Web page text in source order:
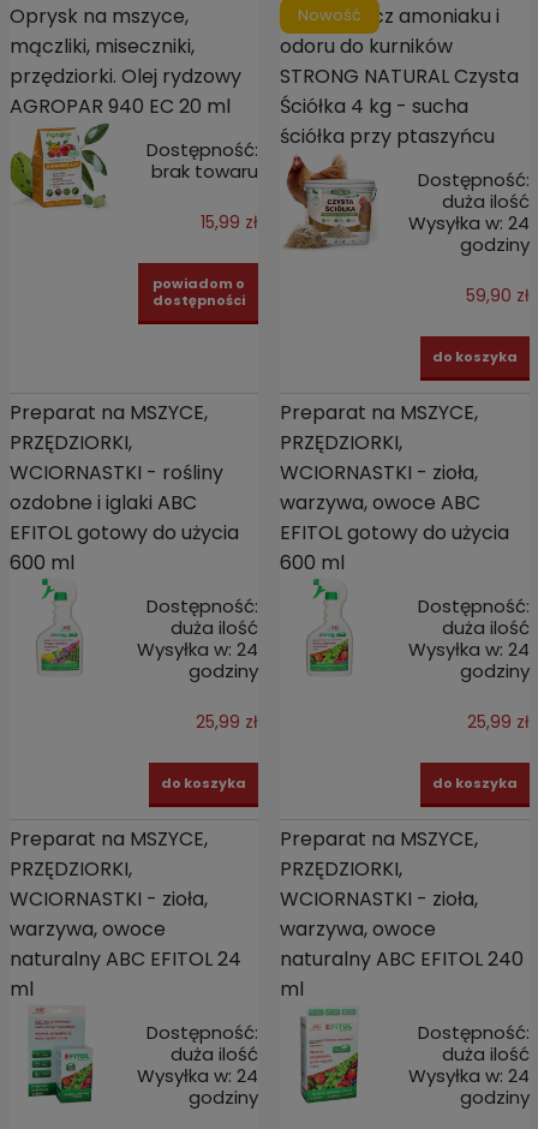
Oprysk na mszyce,
mączliki, miseczniki,
przędziorki. Olej rydzowy
AGROPAR 940 EC 20 ml
Dostępność:
brak towaru
15,99 zł
powiadom o
dostępności
Pochłaniacz amoniaku i
odoru do kurników
STRONG NATURAL Czysta
Ściółka 4 kg - sucha
ściółka przy ptaszyńcu
Dostępność:
duża ilość
Wysyłka w: 24
godziny
59,90 zł
do koszyka
Nowość
Preparat na MSZYCE,
PRZĘDZIORKI,
WCIORNASTKI - rośliny
ozdobne i iglaki ABC
EFITOL gotowy do użycia
600 ml
Dostępność:
duża ilość
Wysyłka w: 24
godziny
25,99 zł
do koszyka
Preparat na MSZYCE,
PRZĘDZIORKI,
WCIORNASTKI - zioła,
warzywa, owoce ABC
EFITOL gotowy do użycia
600 ml
Dostępność:
duża ilość
Wysyłka w: 24
godziny
25,99 zł
do koszyka
Preparat na MSZYCE,
PRZĘDZIORKI,
WCIORNASTKI - zioła,
warzywa, owoce
naturalny ABC EFITOL 24
ml
Dostępność:
duża ilość
Wysyłka w: 24
godziny
Preparat na MSZYCE,
PRZĘDZIORKI,
WCIORNASTKI - zioła,
warzywa, owoce
naturalny ABC EFITOL 240
ml
Dostępność:
duża ilość
Wysyłka w: 24
godziny